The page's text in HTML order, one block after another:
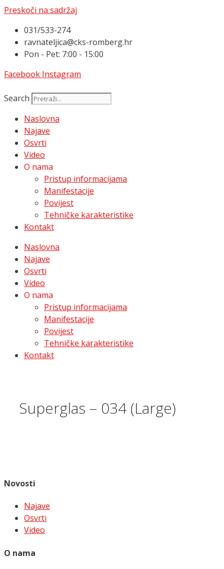
Preskoči na sadržaj
031/533-274
ravnateljica@cks-romberg.hr
Pon - Pet: 7:00 - 15:00
Facebook Instagram
Search
Naslovna
Najave
Osvrti
Video
O nama
Pristup informacijama
Manifestacije
Povijest
Tehničke karakteristike
Kontakt
Naslovna
Najave
Osvrti
Video
O nama
Pristup informacijama
Manifestacije
Povijest
Tehničke karakteristike
Kontakt
Superglas – 034 (Large)
Novosti
Najave
Osvrti
Video
O nama